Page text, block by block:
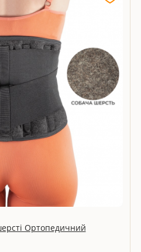
Ортопедичний